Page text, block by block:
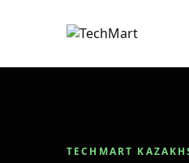
TECHMART